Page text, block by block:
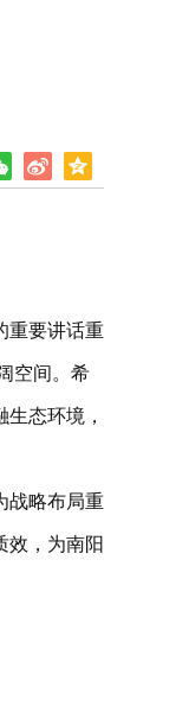
重要讲话重
空间。希
态环境，
战略布局重
效，为南阳